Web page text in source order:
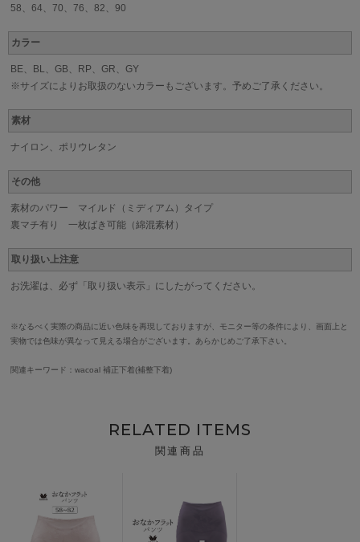
58、64、70、76、82、90
カラー
BE、BL、GB、RP、GR、GY
※サイズによりお取扱のないカラーもございます。予めご了承ください。
素材
ナイロン、ポリウレタン
その他
素材のパワー マイルド（ミディアム）タイプ
裏マチ有り 一枚ばき可能（綿混素材）
取り扱い上注意
お洗濯は、必ず「取り扱い表示」にしたがってください。
※なるべく実際の商品に近い色味を再現しておりますが、モニター等の条件により、画面上と
実物では色味が異なって見える場合がございます。あらかじめご了承下さい。
関連キーワード：wacoal 補正下着(補整下着)
RELATED ITEMS
関連商品